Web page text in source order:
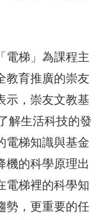
電梯」為課程主
教育推廣的崇友
示，崇友文教基
解生活科技的發
電梯知識與基金
機的科學原理出
電梯裡的科學知
勢，更重要的任